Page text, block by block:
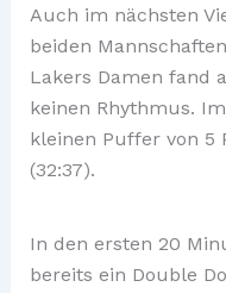
Auch im nächsten
beiden
Lakers Damen fand
keinen Rhythmus.
kleinen Puffer von 5
(32:37).
In den ersten 20
bereits ein Double